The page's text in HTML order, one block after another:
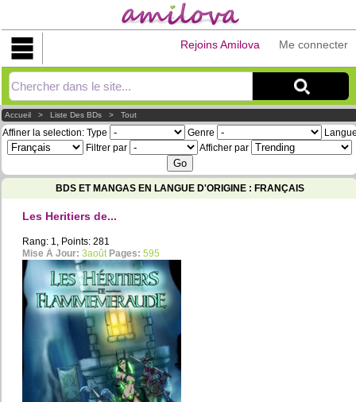
Me connecter
Rejoins Amilova
Accueil >Liste Des BDs >Tout
Affiner la selection: Type Genre
Filtrer par
Afficher par
BDS ET MANGAS EN LANGUE D'ORIGINE : FRANÇAIS
Les Heritiers de...
Rang: 1, Points: 281
Mise À Jour: 3août Pages: 595